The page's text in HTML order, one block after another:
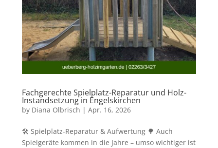
Fachgerechte Spielplatz-Reparatur und Holz-
Instandsetzung in Engelskirchen
by Diana Olbrisch | Apr. 16, 2026
🛠️ Spielplatz-Reparatur & Aufwertung 🌳 Auch
Spielgeräte kommen in die Jahre – umso wichtiger ist